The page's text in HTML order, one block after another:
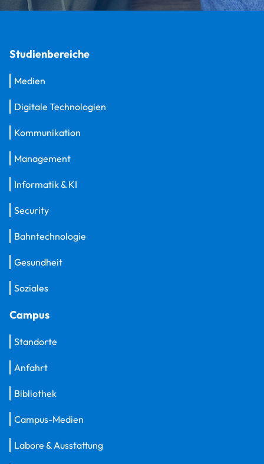
Studienbereiche
Medien
Digitale Technologien
Kommunikation
Management
Informatik & KI
Security
Bahntechnologie
Gesundheit
Soziales
Campus
Standorte
Anfahrt
Bibliothek
Campus-Medien
Labore & Ausstattung